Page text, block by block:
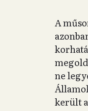
A
ne
került